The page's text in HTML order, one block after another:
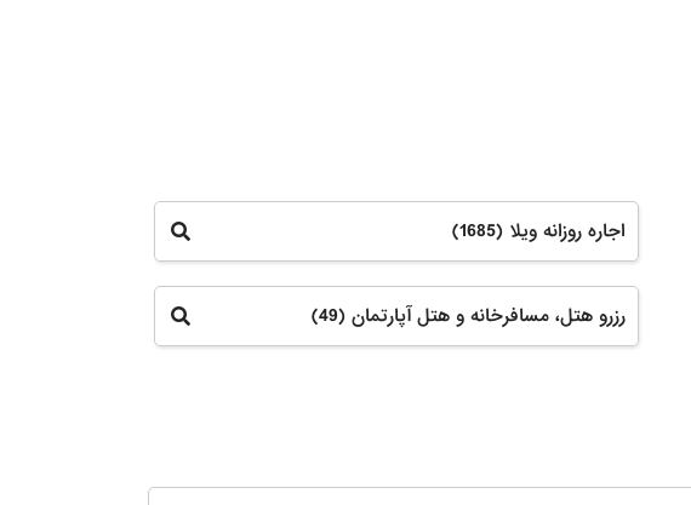
اجاره روزانه ویلا (1685)
رزرو هتل، مسافرخانه و هتل آپارتمان (49)